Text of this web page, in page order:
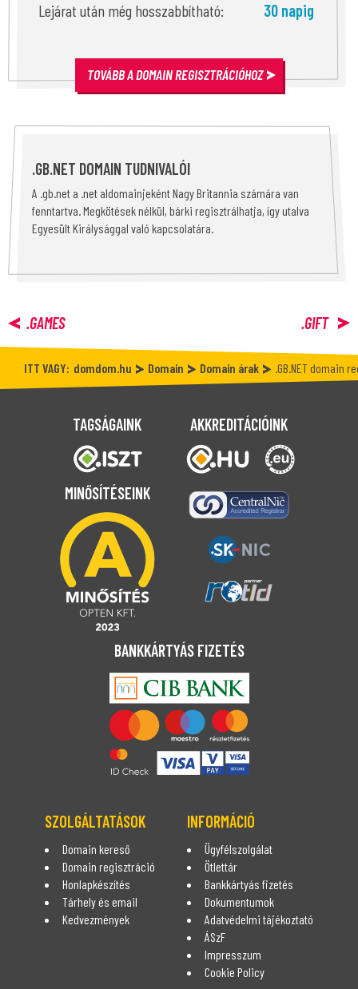
Lejárat után még hosszabbítható: 30 napig
TOVÁBB A DOMAIN REGISZTRÁCIÓHOZ
.GB.NET DOMAIN TUDNIVALÓI
A .gb.net a .net aldomainjeként Nagy Britannia számára van
fenntartva. Megkötések nélkül, bárki regisztrálhatja, így utalva
Egyesült Királysággal való kapcsolatára.
.GAMES .GIFT
ITT VAGY: domdom.hu Domain Domain árak .GB.NET domain
TAGSÁGAINK
MINŐSÍTÉSEINK
AKKREDITÁCIÓINK
BANKKÁRTYÁS FIZETÉS
SZOLGÁLTATÁSOK
Domain kereső
Domain regisztráció
Honlapkészítés
Tárhely és email
Kedvezmények
INFORMÁCIÓ
Ügyfélszolgálat
Ötlettár
Bankkártyás fizetés
Dokumentumok
Adatvédelmi tájékoztató
ÁSzF
Impresszum
Cookie Policy